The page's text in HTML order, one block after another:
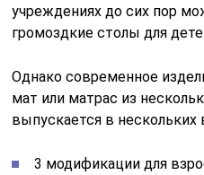
учреждениях до сих пор
громоздкие столы для
Однако современное
мат или матрас из
выпускается в нескольких
3 модификации для